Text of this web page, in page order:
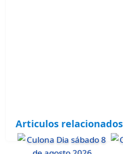
Articulos relacionados